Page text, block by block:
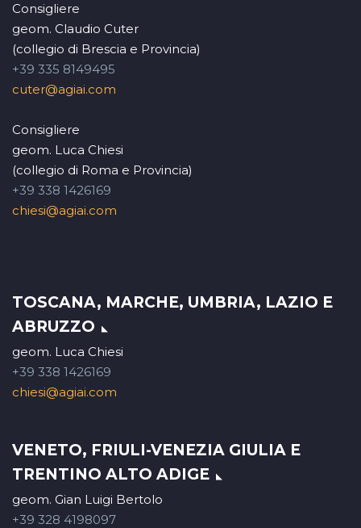
Consigliere
geom. Claudio Cuter
(collegio di Brescia e Provincia)
+39 335 8149495
cuter@agiai.com
Consigliere
geom. Luca Chiesi
(collegio di Roma e Provincia)
+39 338 1426169
chiesi@agiai.com
TOSCANA, MARCHE, UMBRIA, LAZIO E
ABRUZZO
geom. Luca Chiesi
+39 338 1426169
chiesi@agiai.com
VENETO, FRIULI-VENEZIA GIULIA E
TRENTINO ALTO ADIGE
geom. Gian Luigi Bertolo
+39 328 4198097